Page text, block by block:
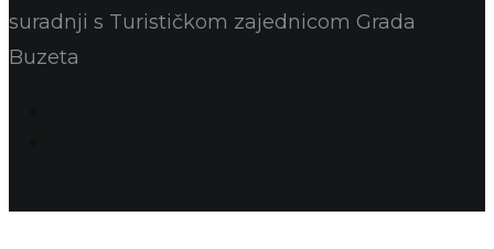
suradnji s Turističkom zajednicom Grada
Buzeta